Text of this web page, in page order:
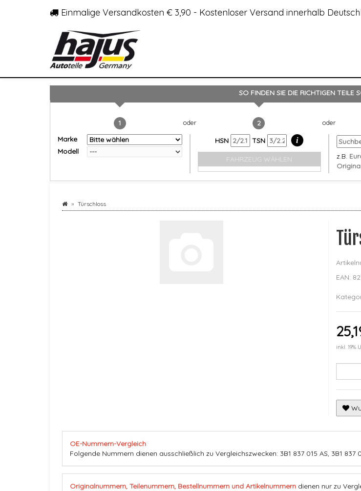
Einmalige Versandkosten € 3,90 - Kostenloser Versand innerhalb
SO FINDEN SIE DIE RICHTIGEN TEILE
1
Marke
Modell
2
HSN
TSN i
FAHRZEUG WÄHLEN z.B.
Türschloss
EAN:
inkl. 19%
OE-Nummern-Vergleich
Folgende Nummern dienen ausschließlich zu Vergleichszwecken: 3B1 837 015 AS, 3B1 837
Originalnummern, Teilenummern, Bestellnummern und Artikelnummern dienen nur zu